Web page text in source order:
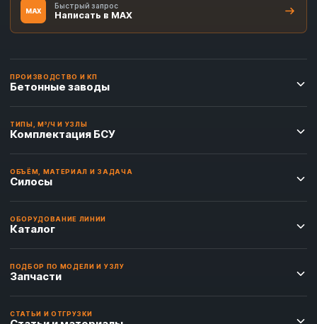
MAX
Быстрый запрос
Написать в MAX
ПРОИЗВОДСТВО И КП
Бетонные заводы
ТИПЫ, М³/Ч И УЗЛЫ
Комплектация БСУ
ОБЪЁМ, МАТЕРИАЛ И ЗАДАЧА
Силосы
ОБОРУДОВАНИЕ ЛИНИИ
Каталог
ПОДБОР ПО МОДЕЛИ И УЗЛУ
Запчасти
СТАТЬИ И ОТГРУЗКИ